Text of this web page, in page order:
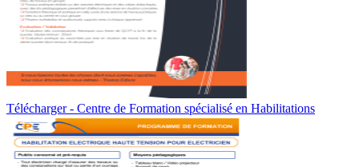
Télécharger - Centre de Formation spécialisé en Habilitations